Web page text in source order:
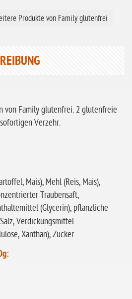
Produkte von Family glutenfrei
von Family glutenfrei. 2 glutenfreie
Verzehr.
Mais), Mehl (Reis, Mais),
Traubensaft,
(Glycerin), pflanzliche
Verdickungsmittel
Xanthan), Zucker